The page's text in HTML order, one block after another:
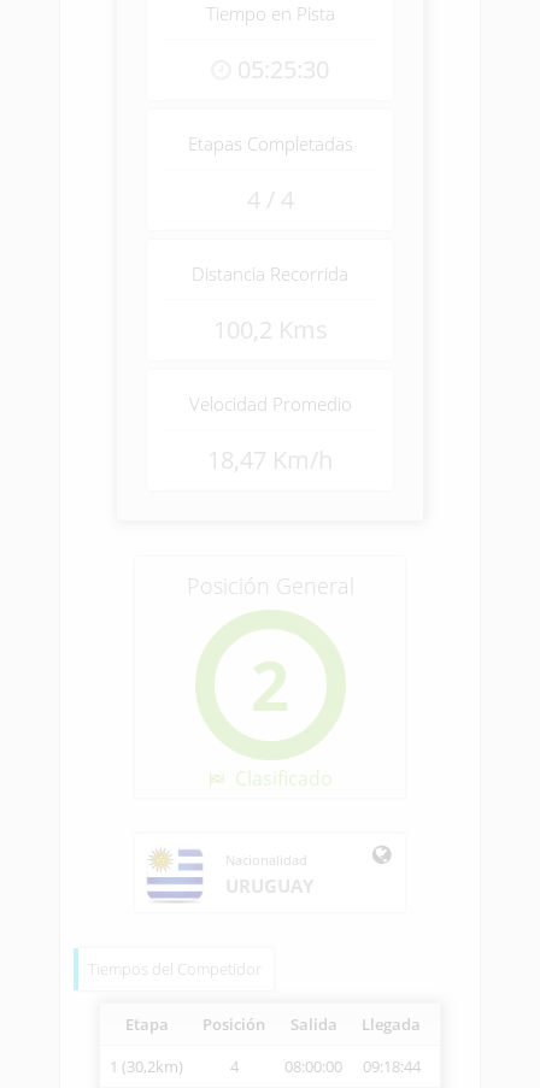
Tiempo en Pista
05:25:30
Etapas Completadas
4 / 4
Distancia Recorrida
100,2 Kms
Velocidad Promedio
18,47 Km/h
Posición General
2
Clasificado
Nacionalidad
URUGUAY
Tiempos del Competidor
Etapa Posición Salida Llegada
1 (30,2km)
4 08:00:00 09:18:44